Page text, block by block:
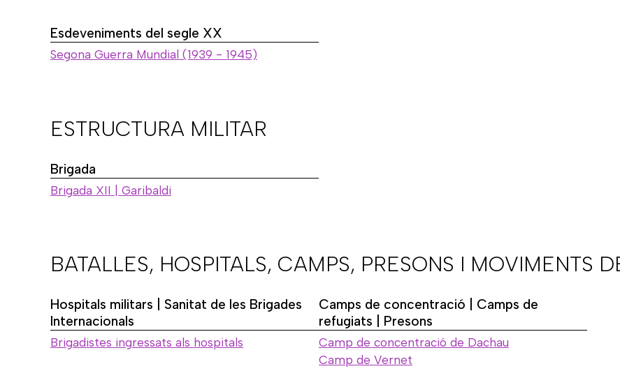
Esdeveniments del segle XX
Segona Guerra Mundial (1939 - 1945)
ESTRUCTURA MILITAR
Brigada
Brigada XII | Garibaldi
BATALLES, HOSPITALS, CAMPS, PRESONS I MOVIMENTS
Hospitals militars | Sanitat de les Brigades
Internacionals
Brigadistes ingressats als hospitals
Camps de concentració | Camps de
refugiats | Presons
Camp de concentració de Dachau
Camp de Vernet